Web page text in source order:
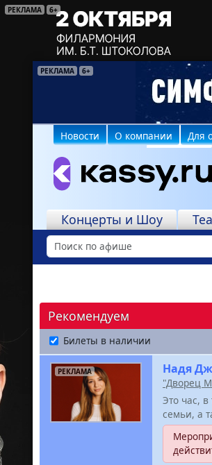
РЕКЛАМА 6+
РЕКЛАМА 6+
РЕКЛАМА 16+
Новости О компании Для
Концерты и Шоу
Рекомендуем
Билеты в наличии
РЕКЛАМА Надя
"Дворец
Это час,
семьи, а